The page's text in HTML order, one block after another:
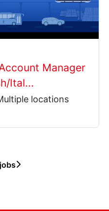
Manager
Ital...
locations